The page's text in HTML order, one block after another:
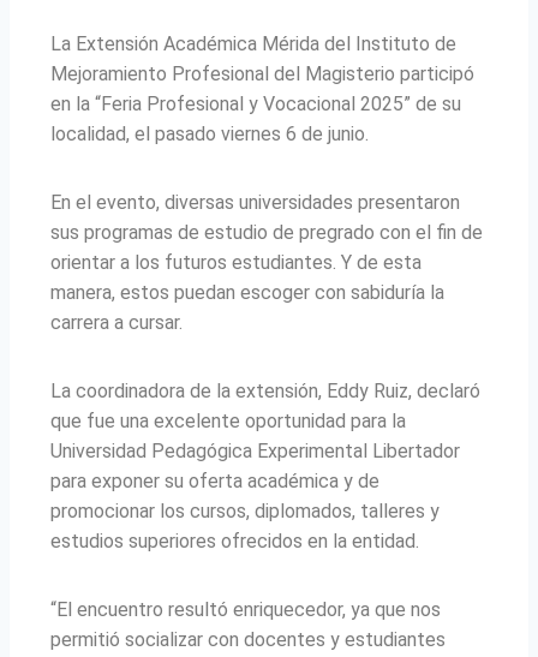
La Extensión Académica Mérida del Instituto de
Mejoramiento Profesional del Magisterio participó
en la “Feria Profesional y Vocacional 2025” de su
localidad, el pasado viernes 6 de junio.
En el evento, diversas universidades presentaron
sus programas de estudio de pregrado con el fin de
orientar a los futuros estudiantes. Y de esta
manera, estos puedan escoger con sabiduría la
carrera a cursar.
La coordinadora de la extensión, Eddy Ruiz, declaró
que fue una excelente oportunidad para la
Universidad Pedagógica Experimental Libertador
para exponer su oferta académica y de
promocionar los cursos, diplomados, talleres y
estudios superiores ofrecidos en la entidad.
“El encuentro resultó enriquecedor, ya que nos
permitió socializar con docentes y estudiantes